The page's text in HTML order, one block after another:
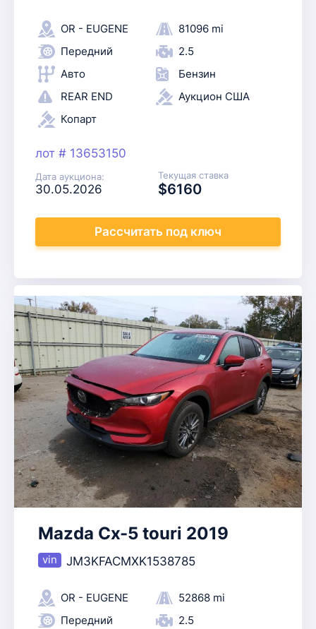
OR - EUGENE
81096 mi
Передний
2.5
Авто
Бензин
REAR END
Аукцион США
Копарт
лот # 13653150
Дата аукциона:
30.05.2026
Текущая ставка
$6160
Рассчитать под ключ
Mazda Cx-5 touri 2019
JM3KFACMXK1538785
OR - EUGENE
52868 mi
Передний
2.5